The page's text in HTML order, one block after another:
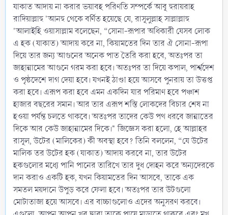
যাকাত আদায় না করার ভয়াবহ পরিণতি সম্পর্কে আবূ হুরায়রাহ
রাদিয়াল্লাহু 'আনহু থেকে বর্ণিত হয়েছে যে, রাসূলুল্লাহ সাল্লাল্লাহু
'আলাইহি ওয়াসাল্লাম বলেছেন, “সোনা-রূপার অধিকারী যেসব লোক
এ হক (যাকাত) আদায় করে না, কিয়ামতের দিন তার ঐ সোনা-রূপা
দিয়ে তার জন্য আগুনের অনেক পাত তৈরি করা হবে, অতঃপর তা
জাহান্নামের আগুনে গরম করা হবে। অতঃপর তা দিয়ে কপাল, পার্শ্বদেশ
ও পৃষ্ঠদেশে দাগ দেয়া হবে। যখনই ঠাণ্ডা হয়ে আসবে পুনরায় তা উত্তপ্ত
করা হবে। এরূপ করা হবে এমন একদিন যার পরিমাণ হবে পঞ্চাশ
হাজার বছরের সমান। আর তার এরূপ শস্তি লোকদের বিচার শেষ না
হওয়া পর্যন্ত চলতে থাকবে। অতঃপর তাদের কেউ পথ ধরবে জান্নাতের
দিকে আর কেউ জাহান্নামের দিকে।" জিজ্ঞেস করা হলো, হে আল্লাহর
রাসূল, উটের (মালিকের) কী অবস্থা হবে? তিনি বললেন, “যে উটের
মালিক তর উটের হক (যাকাত) আদায় করবে না, তার উটের
হকগুলোর মধ্যে পানি পানের তারিখে তার দুধ দোহন করে অন্যদেরকে
দান করাও একটি হক, যখন কিয়ামতের দিন আসবে, তাকে এক
সমতল ময়দানে উপুড় করে ফেলা হবে। অতঃপর তার উটগুলো
মোটাতাজা হয়ে আসবে। এর বাচ্চাগুলোও এদের অনুসরণ করবে।